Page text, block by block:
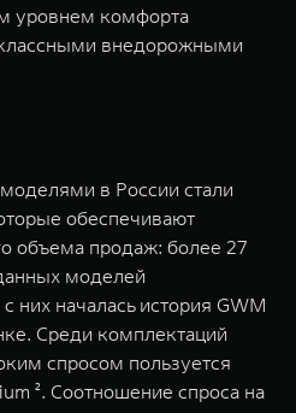
WEY 80
Масштаб
уровнем комфорта
внедорожными
в России стали
обеспечивают
объема продаж: более 27
моделей
них началась история GWM
Среди комплектаций
спросом пользуется
². Соотношение спроса на